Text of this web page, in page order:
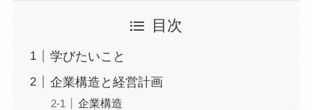
目次
学びたいこと
企業構造と経営計画
企業構造